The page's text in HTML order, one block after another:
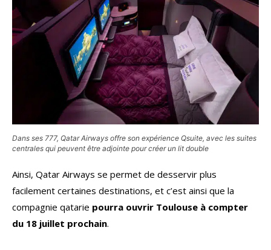
Dans ses 777, Qatar Airways offre son expérience Qsuite, avec les suites
centrales qui peuvent être adjointe pour créer un lit double
Ainsi, Qatar Airways se permet de desservir plus
facilement certaines destinations, et c’est ainsi que la
compagnie qatarie pourra ouvrir Toulouse à compter
du 18 juillet prochain.